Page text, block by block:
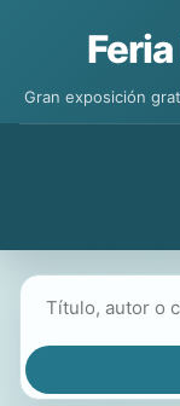
Gran exposición